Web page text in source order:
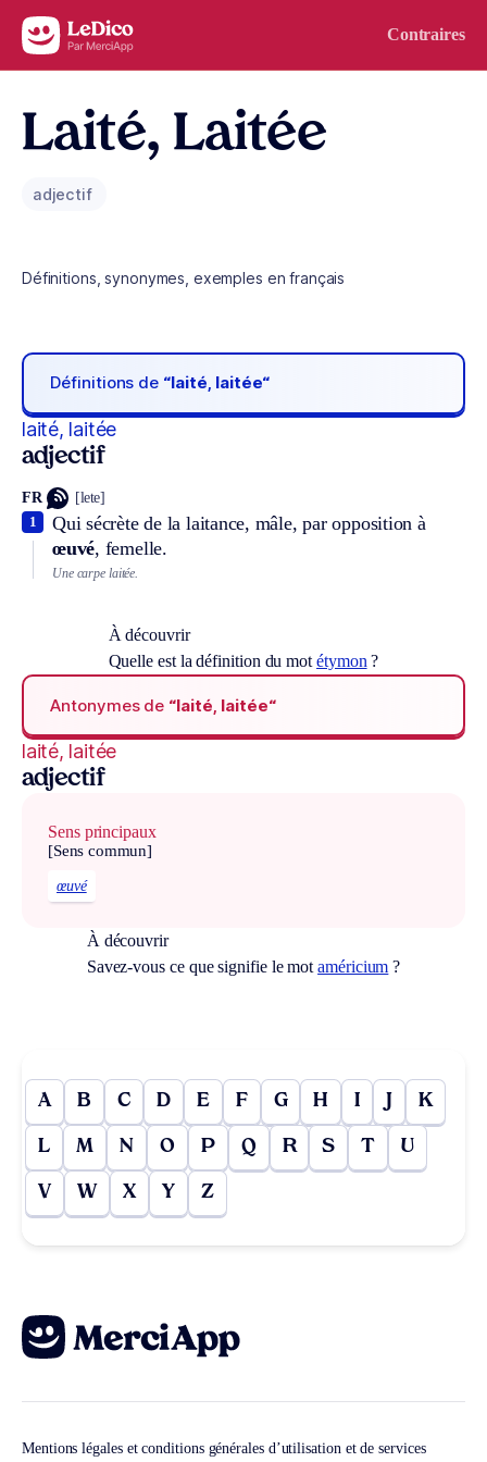
Aller au contenu Contraires
Laité, Laitée
adjectif
Définitions, synonymes, exemples en français
Définitions de “laité, laitée“
laité, laitée
adjectif
FR [lete]
Qui sécrète de la laitance, mâle, par opposition à
œuvé, femelle.
1
Une carpe laitée.
À découvrir
Quelle est la définition du motétymon ?
Antonymes de “laité, laitée“
laité, laitée
adjectif
Sens principaux
[Sens commun]
œuvé
À découvrir
Savez-vous ce que signifie le motaméricium ?
A B C D E F G H I J K
L M N O P Q R S T U
V W X Y Z
Mentions légales et conditions générales d’utilisation et de services